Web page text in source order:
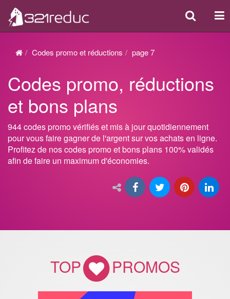
ou
Search
Codes promo et réductions page 7
Codes promo, réductions
et bons plans
944 codes promo vérifiés et mis à jour quotidiennement
pour vous faire gagner de l'argent sur vos achats en ligne.
Profitez de nos codes promo et bons plans 100% validés
afin de faire un maximum d'économies.
TOP PROMOS